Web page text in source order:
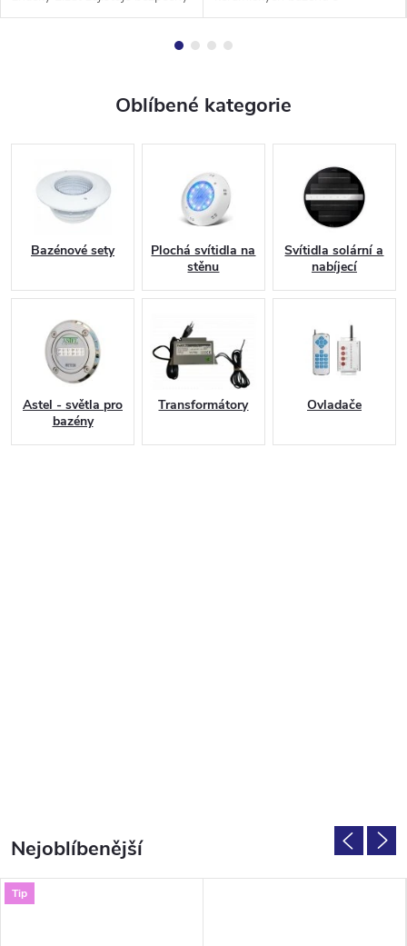
provoz světel v bazénu i
konverzi napětí. Zařízení pracuje
minimálními zásahy do
světla studená či teplá bílá.
Oblíbené kategorie
Bazénové sety
Plochá svítidla na
stěnu
Svítidla solární a
nabíjecí
Astel - světla pro
bazény
Transformátory Ovladače
Nejoblíbenější
Tip